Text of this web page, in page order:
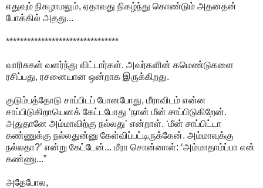
எதுவும் நிகழாமலும், ஏதாவது நிகழ்ந்து கொண்டும் அதனதன்
போக்கில் அதது...
********************************
வாரிசுகள் வளர்ந்து விட்டார்கள். அவர்களின் கமெண்டுகளை
ரசிப்பது, ரசனையான ஒன்றாக இருக்கிறது.
குடும்பத்தோடு சாப்பிடப் போனபோது, மீராவிடம் என்ன
சாப்பிடுகிறாயெனக் கேட்டபோது ‘நான் மீன் சாப்பிடுகிறேன்.
அதுதானே அம்மாவிற்கு நல்லது’ என்றாள். ‘மீன் சாப்பிட்டா
கண்ணுக்கு நல்லதுன்னு கேள்விப்பட்டிருக்கேன். அம்மாவுக்கு
நல்லதா?’ என்று கேட்டேன்... மீரா சொன்னாள்: ‘அம்மாதாம்ப்பா என்
கண்ணு...”
அதேபோல,